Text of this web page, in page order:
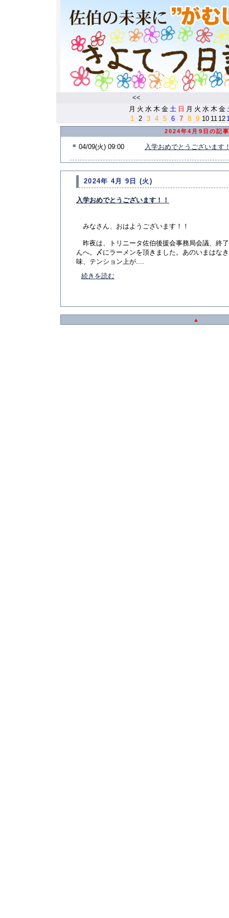
<<
月 火 水 木 金 土 日 月 火 水 木 金
1
2 3 4 5 6 7 8 9 10 11 12
2024年4月9日の記
■ 04/09(火) 09:00 入学おめでとうございます
2024年 4月 9日 (火)
入学おめでとうございます！！
みなさん、おはようございます！！
昨夜は、トリニータ佐伯後援会事務局会議、終
んへ。〆にラーメンを頂きました。あのいまはな
味、テンション上が....
続きを読む
▲